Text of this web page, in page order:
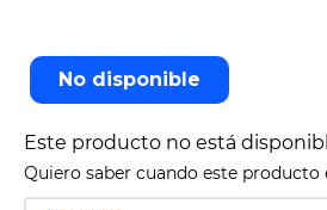
No disponible
Este producto no está
Quiero saber cuando este producto
6.
turismo
8 .
cine
9.
tv